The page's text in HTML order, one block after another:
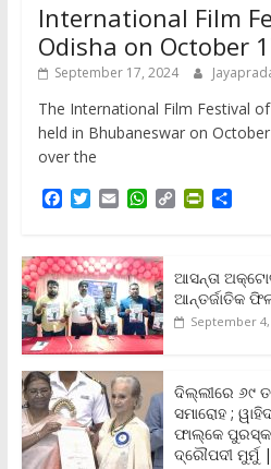
International Film
Odisha on October
September 17, 2024
The International Film Festival
held in Bhubaneswar on
over the
F
e
b
o
o
k
T
t
t
e
r
E
i
l
W
t
s
A
p
p
C
L
i
n
k
P
t
F
r
i
d
l
y
S
e
ଆସନ୍ତା
ଆନ୍ତର୍ଜାତିକ
September 4,
ଦିଲ୍ଲୀରେ ୬୯
ସମାରୋହ ;
ଫାଲ୍‌କେ
ଦ୍ରୌପଦୀ ମୁର୍ମୁ |